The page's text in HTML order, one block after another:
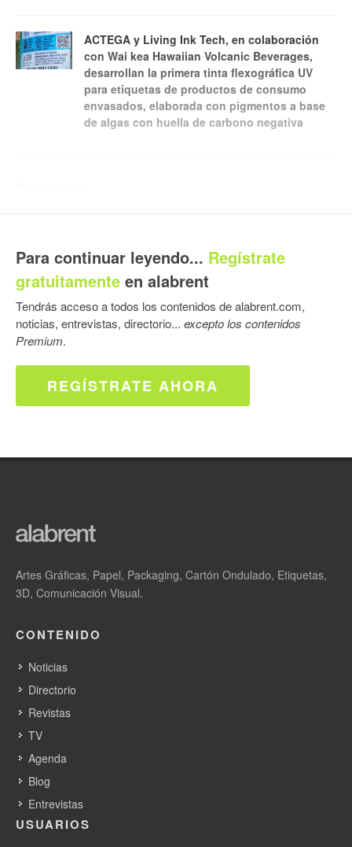
ACTEGA y Living Ink Tech, en colaboración
con Wai kea Hawaiian Volcanic Beverages,
desarrollan la primera tinta flexográfica UV
para etiquetas de productos de consumo
envasados, elaborada con pigmentos a base
de algas con huella de carbono negativa
ACTEGA
Entrevista a Thorsten Kröller, Presidente de
ACTEGA. La visión de ACTEGA para 2023
Thorsten Kröller, presidente de la División
Para continuar leyendo... Regístrate
gratuitamente en alabrent
Tendrás acceso a todos los contenidos de alabrent.com,
noticias, entrevistas, directorio... excepto los contenidos
Premium.
REGÍSTRATE AHORA
Artes Gráficas, Papel, Packaging, Cartón Ondulado, Etiquetas,
3D, Comunicación Visual.
CONTENIDO
Noticias
Directorio
Revistas
TV
Agenda
Blog
Entrevistas
USUARIOS